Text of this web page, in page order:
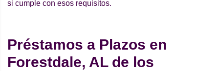
si cumple con esos requisitos.
Préstamos a Plazos en
Forestdale, AL de los